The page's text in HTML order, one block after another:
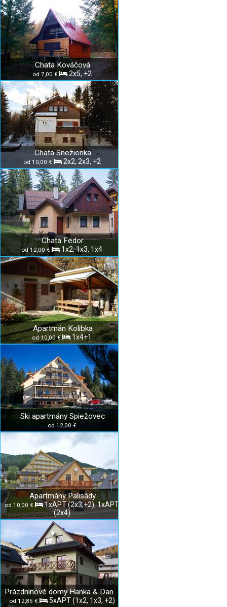
Chata Kováčová
od 7,00 € 2x5, +2
Chata Snežienka
od 10,00 € 2x2, 2x3, +2
Chata Fedor
od 12,00 € 1x2, 1x3, 1x4
Apartmán Kolibka
od 10,00 € 1x4+1
Ski apartmány Spiežovec
od 12,00 €
Apartmány Palisády
od 10,00 €
1xAPT (2x3,+2); 1xAPT
(2x4)
Prázdninové domy Hanka & Danka
od 12,85 € 5xAPT (1x2, 1x3, +2)